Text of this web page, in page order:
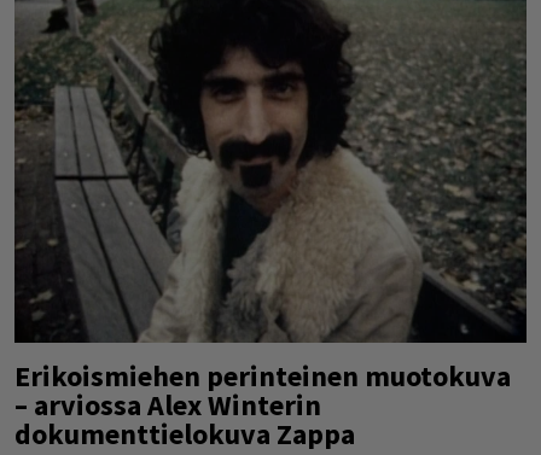
Erikoismiehen perinteinen muotokuva
– arviossa Alex Winterin
dokumenttielokuva Zappa